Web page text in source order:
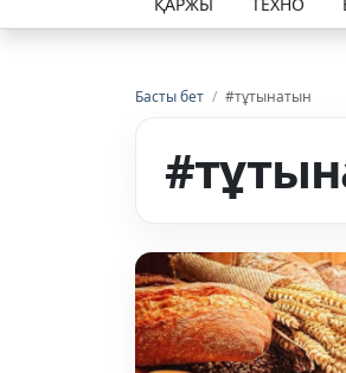
Басты бет / #тұтынатын